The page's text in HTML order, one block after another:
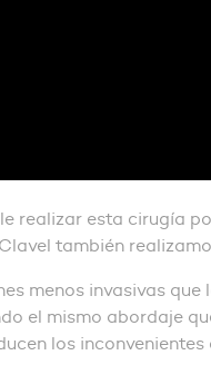
realizar esta cirugía
también
menos invasivas
el mismo abordaje
los